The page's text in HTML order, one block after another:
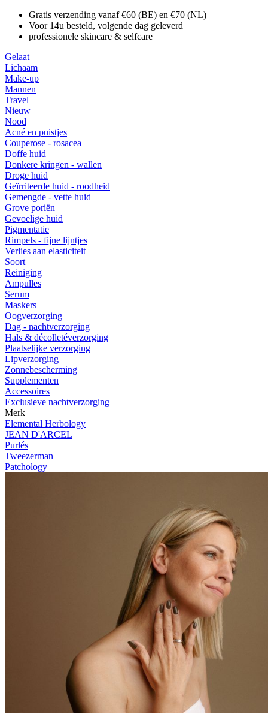
Gratis verzending vanaf €60 (BE) en €70 (NL)
Voor 14u besteld, volgende dag geleverd
professionele skincare & selfcare
Gelaat
Lichaam
Make-up
Mannen
Travel
Nieuw
Nood
Acné en puistjes
Couperose - rosacea
Doffe huid
Donkere kringen - wallen
Droge huid
Geïrriteerde huid - roodheid
Gemengde - vette huid
Grove poriën
Gevoelige huid
Pigmentatie
Rimpels - fijne lijntjes
Verlies aan elasticiteit
Soort
Reiniging
Ampulles
Serum
Maskers
Oogverzorging
Dag - nachtverzorging
Hals & décolletéverzorging
Plaatselijke verzorging
Lipverzorging
Zonnebescherming
Supplementen
Accessoires
Exclusieve nachtverzorging
Merk
Elemental Herbology
JEAN D'ARCEL
Purlés
Tweezerman
Patchology